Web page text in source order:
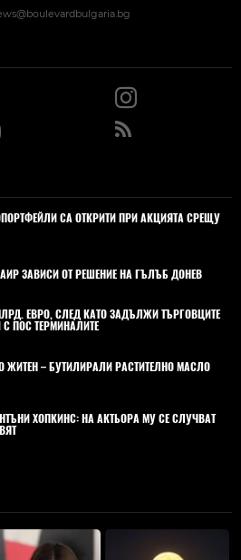
СА ОТКРИТИ ПРИ АКЦИЯТА СРЕЩУ
ЗАВИСИ ОТ РЕШЕНИЕ НА ГЪЛЪБ ДОНЕВ
ЕВРО, СЛЕД КАТО ЗАДЪЛЖИ ТЪРГОВЦИТЕ
ПОС ТЕРМИНАЛИТЕ
ЖИТЕН – БУТИЛИРАЛИ РАСТИТЕЛНО МАСЛО
ХОПКИНС: НА АКТЬОРА МУ СЕ СЛУЧВАТ